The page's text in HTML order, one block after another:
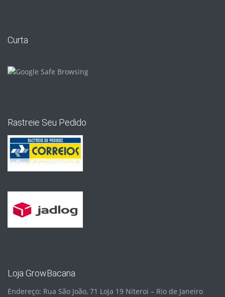
Curta
Rastreie Seu Pedido
Loja GrowBacana
Endereço: Rua São João, 71 Loja 19 Niteroi – Rio de Janeiro